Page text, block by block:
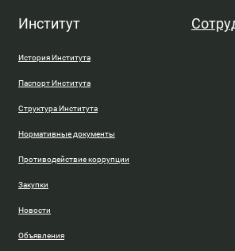
Институт
История Института
Паспорт Института
Структура Института
Нормативные документы
Противодействие коррупции
Закупки
Новости
Объявления